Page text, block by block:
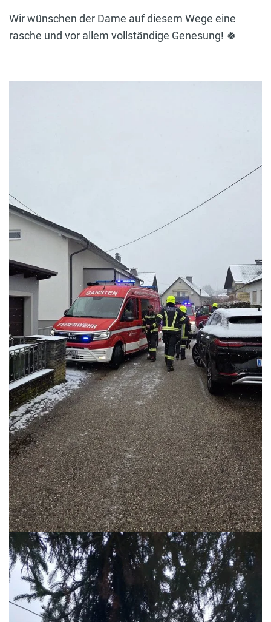
Wir wünschen der Dame auf diesem Wege eine
rasche und vor allem vollständige Genesung! 🍀